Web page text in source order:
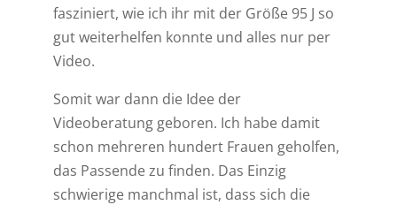
fasziniert, wie ich ihr mit der Größe 95 J so
gut weiterhelfen konnte und alles nur per
Video.
Somit war dann die Idee der
Videoberatung geboren. Ich habe damit
schon mehreren hundert Frauen geholfen,
das Passende zu finden. Das Einzig
schwierige manchmal ist, dass sich die